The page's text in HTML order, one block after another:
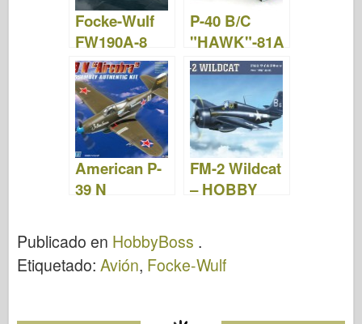
Focke-Wulf
FW190A-8
BV246
Hagelkorn
Edición
Limitada –
Hasegawa
01984
P-40 B/C
"HAWK"-81A
– HOBBY
BOSS 80209
American P-
39 N
– HOBBY
BOSS 80234
FM-2 Wildcat
– HOBBY
Publicado en HobbyBoss .
Etiquetado: Avión, Focke-Wulf